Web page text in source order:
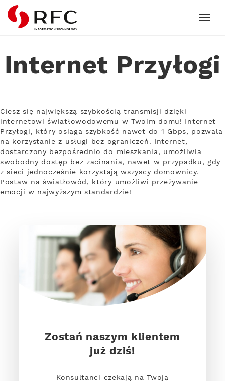
RFC
Internet Przyłogi
Ciesz się największą szybkością transmisji dzięki
internetowi światłowodowemu w Twoim domu! Internet
Przyłogi, który osiąga szybkość nawet do 1 Gbps, pozwala
na korzystanie z usługi bez ograniczeń. Internet,
dostarczony bezpośrednio do mieszkania, umożliwia
swobodny dostęp bez zacinania, nawet w przypadku, gdy
z sieci jednocześnie korzystają wszyscy domownicy.
Postaw na światłowód, który umożliwi przeżywanie
emocji w najwyższym standardzie!
Zostań naszym klientem
już dziś!
Konsultanci czekają na Twoją